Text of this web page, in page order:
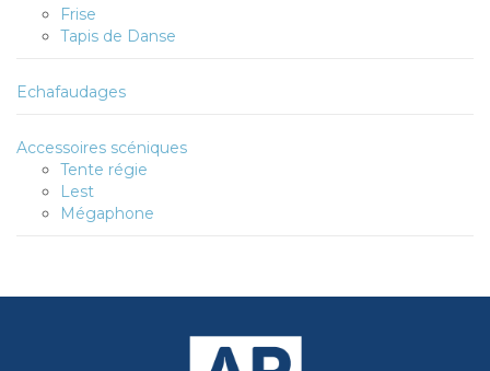
Frise
Tapis de Danse
Echafaudages
Accessoires scéniques
Tente régie
Lest
Mégaphone